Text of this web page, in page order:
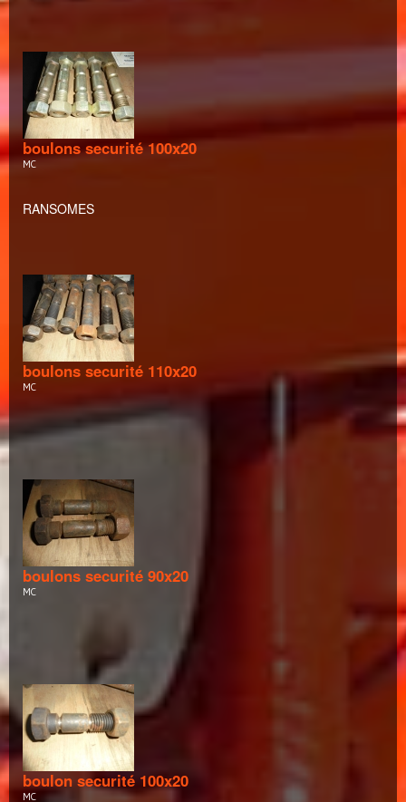
boulons securité 100x20
MC
RANSOMES
boulons securité 110x20
MC
boulons securité 90x20
MC
boulon securité 100x20
MC